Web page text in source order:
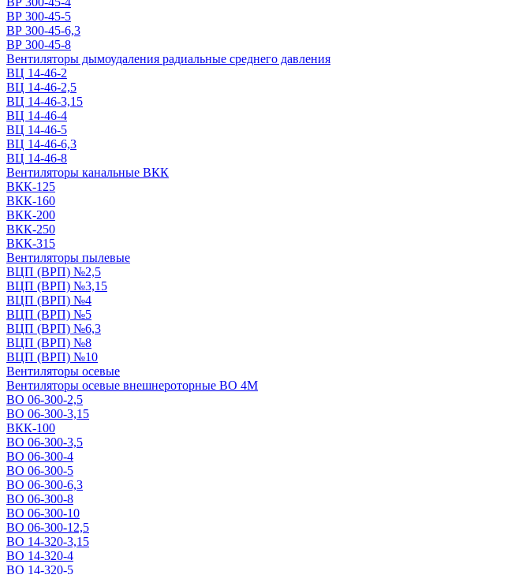
ВР 300-45-5
ВР 300-45-6,3
ВР 300-45-8
Вентиляторы дымоудаления радиальные среднего давления
ВЦ 14-46-2
ВЦ 14-46-2,5
ВЦ 14-46-3,15
ВЦ 14-46-4
ВЦ 14-46-5
ВЦ 14-46-6,3
ВЦ 14-46-8
Вентиляторы канальные ВКК
ВКК-125
ВКК-160
ВКК-200
ВКК-250
ВКК-315
Вентиляторы пылевые
ВЦП (ВРП) №2,5
ВЦП (ВРП) №3,15
ВЦП (ВРП) №4
ВЦП (ВРП) №5
ВЦП (ВРП) №6,3
ВЦП (ВРП) №8
ВЦП (ВРП) №10
Вентиляторы осевые
Вентиляторы осевые внешнероторные ВО 4М
ВО 06-300-2,5
ВО 06-300-3,15
ВКК-100
ВО 06-300-3,5
ВО 06-300-4
ВО 06-300-5
ВО 06-300-6,3
ВО 06-300-8
ВО 06-300-10
ВО 06-300-12,5
ВО 14-320-3,15
ВО 14-320-4
ВО 14-320-5